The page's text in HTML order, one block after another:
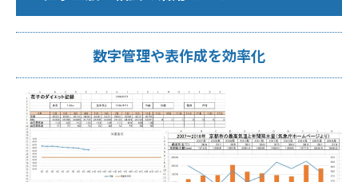
数字管理や表作成を効率化